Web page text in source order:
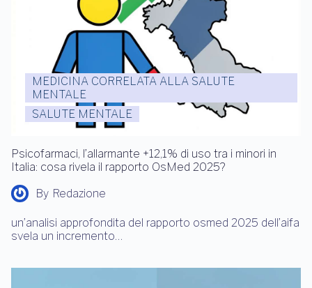
MEDICINA CORRELATA ALLA SALUTE
MENTALE
SALUTE MENTALE
Psicofarmaci, l’allarmante +12,1% di uso tra i minori in
Italia: cosa rivela il rapporto OsMed 2025?
By Redazione